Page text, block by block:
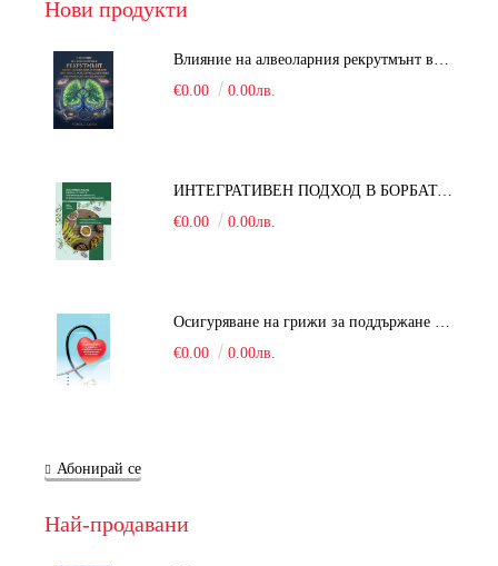
Нови продукти
Влияние на алвеоларния рекрутмънт върху белодробната функция при робот-асистирана хирургия в положение Тренделенбург
€0.00
0.00лв.
ИНТЕГРАТИВЕН ПОДХОД В БОРБАТА С COVID-19: От патогенезата на Sars-Cov-2 до фитомедицината и етноботаниката. Антивирусна активност и терапевтичен потенциал на българските лечебни растения
€0.00
0.00лв.
Осигуряване на грижи за поддържане на здравното състояние на уязвимите групи от населени
€0.00
0.00лв.
Абонирай се
Най-продавани